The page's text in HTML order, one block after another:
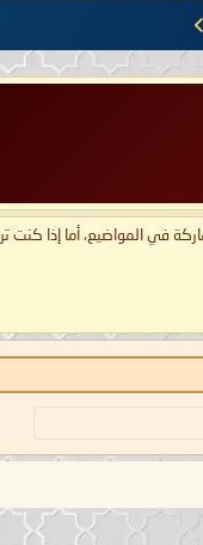
في المواضيع، أما إذا كنت